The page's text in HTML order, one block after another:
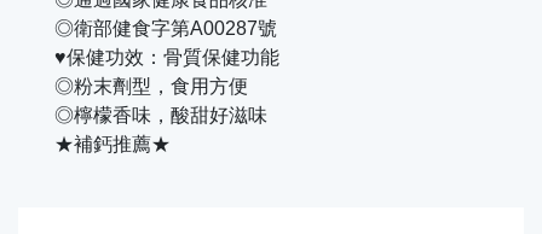
◎衛部健食字第A00287號
♥保健功效：骨質保健功能
◎粉末劑型，食用方便
◎檸檬香味，酸甜好滋味
★補鈣推薦★